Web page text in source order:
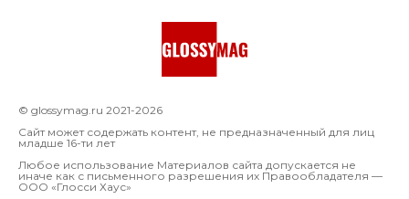
© glossymag.ru 2021-2026
Сайт может содержать контент, не предназначенный для лиц
младше 16-ти лет
Любое использование Материалов сайта допускается не
иначе как с письменного разрешения их Правообладателя —
OOO «Глосси Хаус»